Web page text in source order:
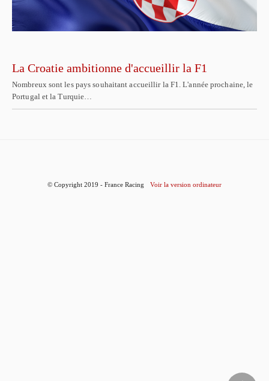
La Croatie ambitionne d'accueillir la F1
Nombreux sont les pays souhaitant accueillir la F1. L'année prochaine, le
Portugal et la Turquie…
© Copyright 2019 - France Racing Voir la version ordinateur